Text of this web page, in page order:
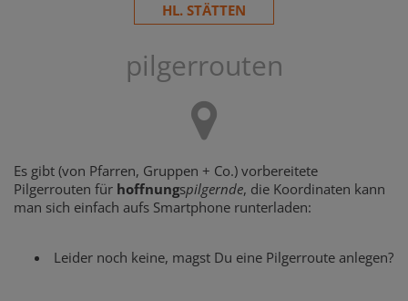
HL. STÄTTEN
pilgerrouten
Es gibt (von Pfarren, Gruppen + Co.) vorbereitete
Pilgerrouten für hoffnungspilgernde, die Koordinaten kann
man sich einfach aufs Smartphone runterladen:
Leider noch keine, magst Du eine Pilgerroute anlegen?